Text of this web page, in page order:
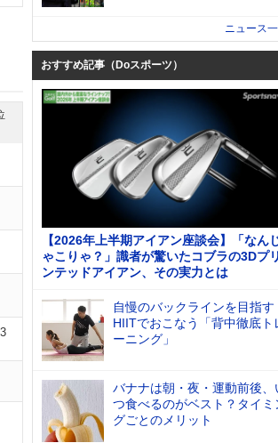
ニュース
おすすめ記事（Doスポーツ）
【2026年上半期アイアン座談会】「なん
ゃこりゃ？」識者が驚いたコブラの3Dプリ
ンテッドアイアン、その実力とは
自慢のバックラインを目指す
HIITでおこなう「背中徹底ト
ーニング」
バナナは朝・夜・運動前後、
つ食べるのがベスト？タイミ
グごとのメリット